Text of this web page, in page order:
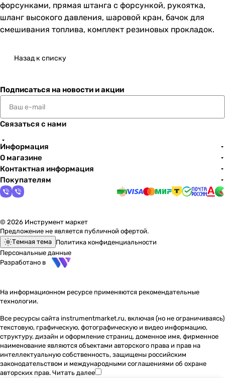
форсунками, прямая штанга с форсункой, рукоятка,
шланг высокого давления, шаровой кран, бачок для
смешивания топлива, комплект резиновых прокладок.
Назад к списку
Подписаться на новости и акции
Связаться с нами
Информация
О магазине
Контактная информация
Покупателям
© 2026 Инструмент маркет
Предложение не является публичной офертой.
Темная тема Политика конфиденциальности
Персональные данные
Разработано в
На информационном ресурсе применяются рекомендательные
технологии.
Все ресурсы сайта instrumentmarket.ru, включая (но не ограничиваясь)
текстовую, графическую, фотографическую и видео информацию,
структуру, дизайн и оформление страниц, доменное имя, фирменное
наименование являются объектами авторского права и прав на
интеллектуальную собственность, защищены российским
законодательством и международными соглашениями об охране
авторских прав. Читать далее